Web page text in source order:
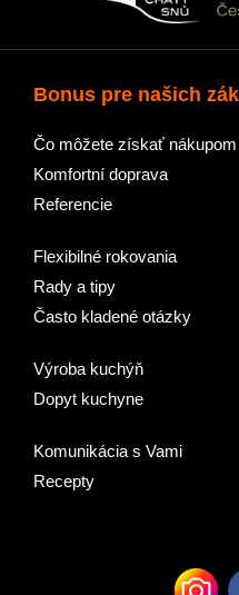
Bonus pre našich
Čo môžete získať
Komfortní doprava
Referencie
Flexibilné rokovania
Rady a tipy
Často kladené otázky
Výroba kuchýň
Dopyt kuchyne
Komunikácia s Vami
Recepty